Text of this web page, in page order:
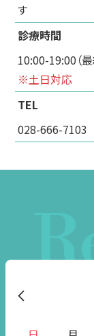
す
診療時間
10:00-19:00（
※土日対応
TEL
028-666-7103